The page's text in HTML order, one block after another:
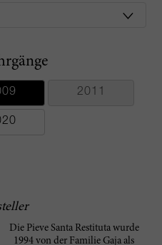
2011
Die Pieve Santa Restituta wurde
1994 von der Familie Gaja als